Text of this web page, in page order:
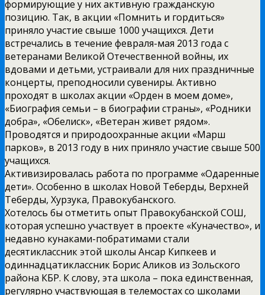
формирующие у них активную гражданскую
позицию. Так, в акции «Помнить и гордиться»
приняло участие свыше 1000 учащихся. Дети
встречались в течение февраля-мая 2013 года с
ветеранами Великой Отечественной войны, их
вдовами и детьми, устраивали для них праздничные
концерты, преподносили сувениры. Активно
проходят в школах акции «Орден в моем доме»,
«Биография семьи – в биографии страны», «Родники
добра», «Обелиск», «Ветеран живет рядом».
Проводятся и природоохранные акции «Марш
парков», в 2013 году в них приняло участие свыше 500
учащихся.
Активизировалась работа по программе «Одаренные
дети». Особенно в школах Новой Теберды, Верхней
Теберды, Хурзука, Правокубанского.
Хотелось бы отметить опыт Правокубанской СОШ,
которая успешно участвует в проекте «Куначество», и
недавно кунаками-побратимами стали
десятиклассник этой школы Ансар Кипкеев и
одиннадцатиклассник Борис Аликов из Зольского
района КБР. К слову, эта школа – пока единственная,
регулярно участвующая в телемостах со школами